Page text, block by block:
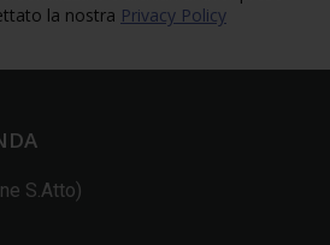
la nostra Privacy Policy
S.Atto)